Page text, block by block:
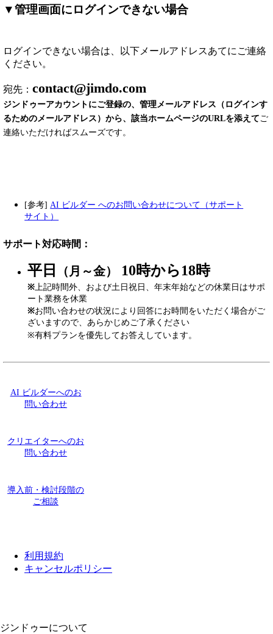
▼管理画面にログインできない場合
ログインできない場合は、以下メールアドレスあてにご連絡
ください。
宛先： contact@jimdo.com
ジンドゥーアカウントにご登録の、管理メールアドレス（ログインす
るためのメールアドレス）から、該当ホームページのURLを添えて ご
連絡いただければスムーズです。
[参考] AI ビルダー へのお問い合わせについて（サポート
サイト）
サポート対応時間：
平日 （月～金） 10時から18時
※ 上記時間外、および土日祝日、年末年始などの休業日はサポ
ート業務を休業
※お問い合わせの状況により回答にお時間をいただく場合がご
ざいますので、あらかじめご了承ください
※有料プランを優先してお答えしています。
AI ビルダーへのお
問い合わせ
クリエイターへのお
問い合わせ
導入前・検討段階の
ご相談
利用規約
キャンセルポリシー
ジンドゥーについて